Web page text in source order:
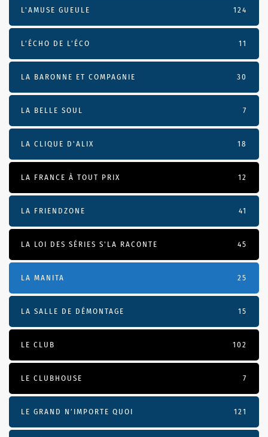
L'AMUSE GUEULE 124
L’ÉCHO DE L’ÉCO 11
LA BARONNE ET COMPAGNIE 30
LA BELLE SOUL 7
LA CLIQUE D'ALIX 18
LA FRANCE À TOUT PRIX 12
LA FRIENDZONE 41
LA LOI DES SÉRIES S'LA RACONTE 45
LA MANITA 25
LA SALLE DE DÉMONTAGE 15
LE CLUB 102
LE CLUBHOUSE 7
LE GRAND N’IMPORTE QUOI 121